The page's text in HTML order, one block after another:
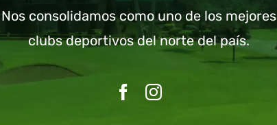
Nos consolidamos como uno de los mejores
clubs deportivos del norte del país.